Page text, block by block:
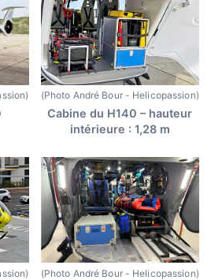
(Photo André Bour - Helicopassion)
Cabine du H140 – hauteur
intérieure : 1,28 m
(Photo André Bour - Helicopassion)